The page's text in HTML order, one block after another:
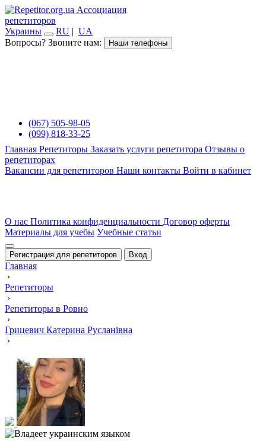
Ассоциация
репетиторов
Украины
RU | UA
Вопросы? Звоните нам:
Наши телефоны
(067) 505-98-05
(099) 818-33-25
Главная Репетиторы Заказать услуги репетитора Отзывы о
репетиторах
Вакансии для репетиторов Наши контакты Войти в кабинет
О нас Политика конфиденциальности Договор оферты
Материалы для учебы Учебные статьи
Регистрация для репетиторов Вход
Главная
›
Репетиторы
›
Репетиторы в Ровно
›
Грицевич Катерина Русланівна
›